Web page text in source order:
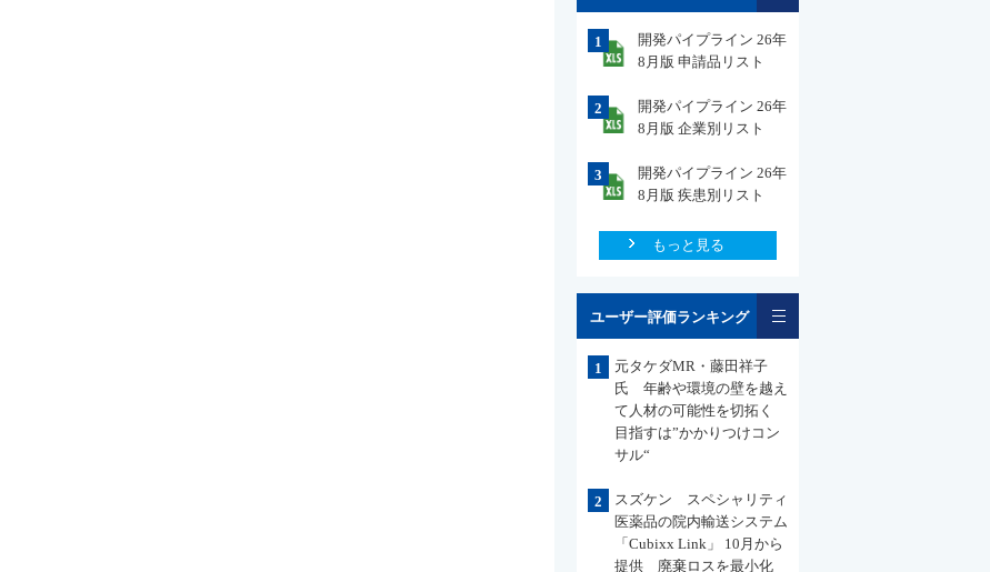
1
開発パイプライン 26年
8月版 申請品リスト
2
開発パイプライン 26年
8月版 企業別リスト
3
開発パイプライン 26年
8月版 疾患別リスト
もっと見る
ユーザー評価ランキング
1
元タケダMR・藤田祥子
氏 年齢や環境の壁を越え
て人材の可能性を切拓く
目指すは”かかりつけコン
サル“
2
スズケン スペシャリティ
医薬品の院内輸送システム
「Cubixx Link」 10月から
提供 廃棄ロスを最小化